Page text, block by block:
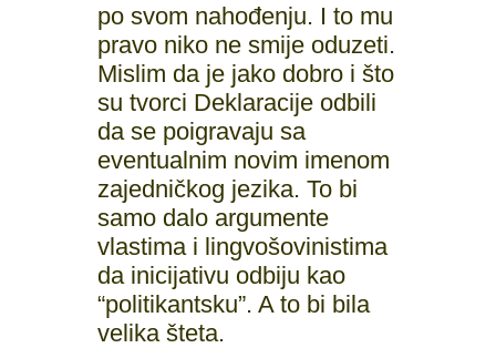
po svom nahođenju. I to mu
pravo niko ne smije oduzeti.
Mislim da je jako dobro i što
su tvorci Deklaracije odbili
da se poigravaju sa
eventualnim novim imenom
zajedničkog jezika. To bi
samo dalo argumente
vlastima i lingvošovinistima
da inicijativu odbiju kao
“politikantsku”. A to bi bila
velika šteta.